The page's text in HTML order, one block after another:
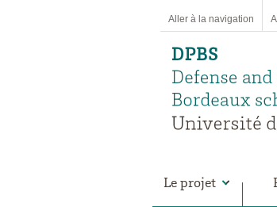
Aller à la navigation
Le projet